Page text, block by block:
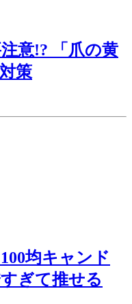
意!? 「爪の黄
策
均キャンド
ぎて推せる